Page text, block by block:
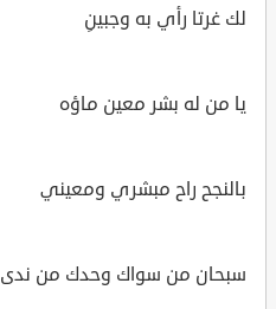
لك غرتا رأي به وجبينِ
يا من له بشر معين ماؤه
بالنجح راح مبشري ومعيني
سبحان من سواك وحدك من ندى